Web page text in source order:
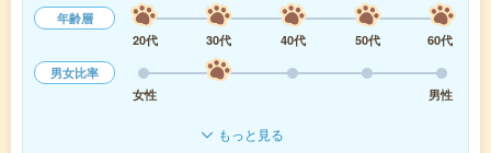
年齢層
20代
30代 40代 50代
60代
男女比率
女性
男性
もっと見る